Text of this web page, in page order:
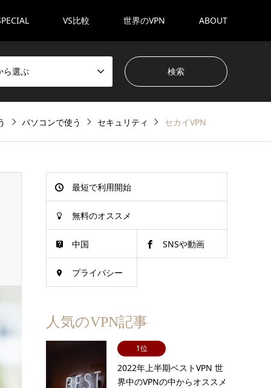
VS比較 世界のVPN ABOUT
ら選ぶ
パソコンで使う セキュリティ セカイVPN
最短で利用開始
無料のオススメ
中国 SNSや動画
プライバシー
人気のVPN記事
1位
2022年上半期ベストVPN 世
界中のVPNの中からオススメ